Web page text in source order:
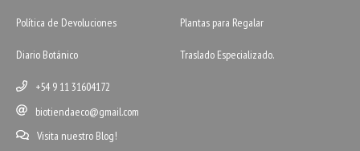
Política de Devoluciones Plantas para Regalar
Diario Botánico Traslado Especializado.
+54 9 11 31604172
biotiendaeco@gmail.com
Visita nuestro Blog!